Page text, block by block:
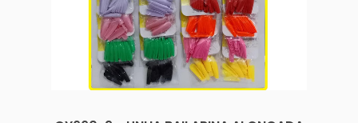
seleção cuidadosamente
selecionada e descubra como a
beleza se torna uma expressão
makbelachb@gmail.com